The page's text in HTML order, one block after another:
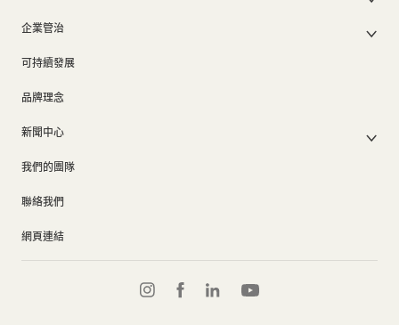
內地業務
物業相關業務
獎項及榮譽
以電子方式發布公司通訊之安排
證券變動報表
香港出租物業
內地出租物業
過去主要發展項目
企業管治
集團政策
可持續發展
品牌理念
新聞中心
集團消息
我們的團隊
聯絡我們
網頁連結